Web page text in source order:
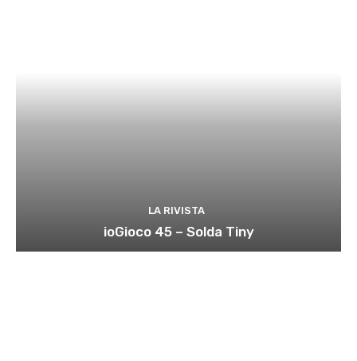
LA RIVISTA
ioGioco 45 – Solda Tiny